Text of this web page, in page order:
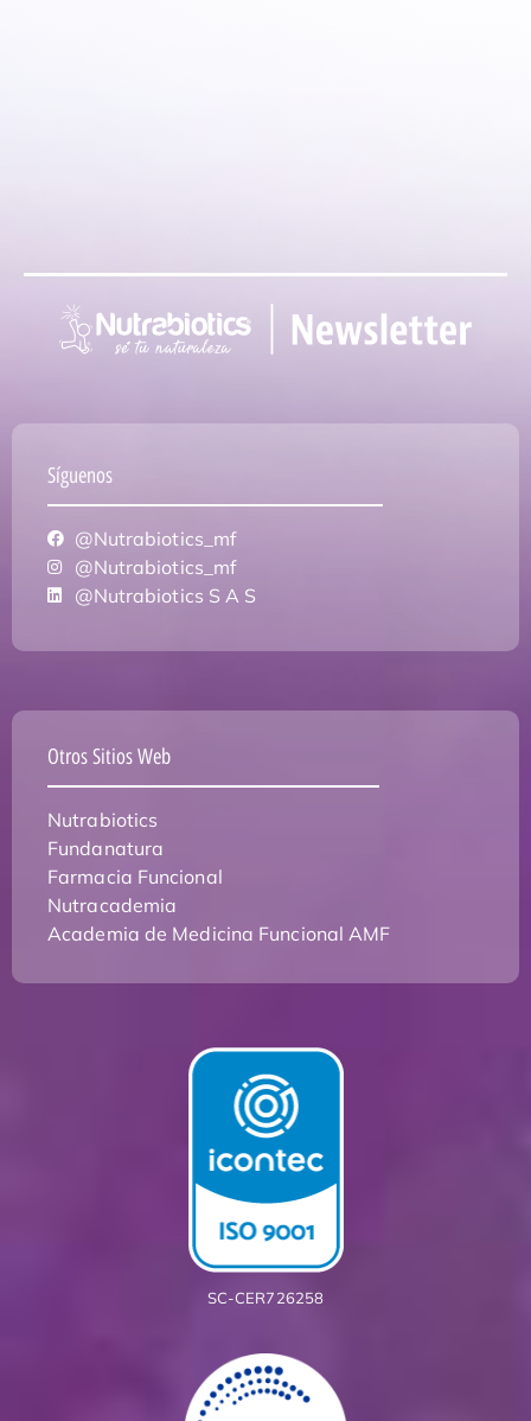
Síguenos
@Nutrabiotics_mf
@Nutrabiotics_mf
@Nutrabiotics S A S
Otros Sitios Web
Nutrabiotics
Fundanatura
Farmacia Funcional
Nutracademia
Academia de Medicina Funcional AMF
SC-CER726258